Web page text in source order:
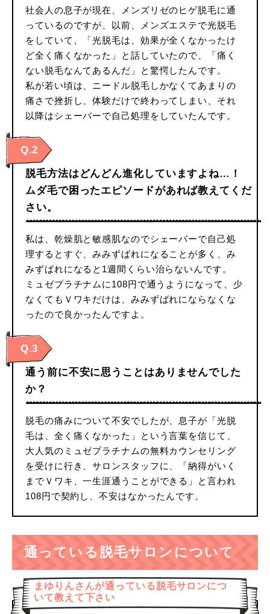
社会人の息子が現在、メンズリゼのヒゲ脱毛に通
っているのですが、以前、メンズエステで光脱毛
をしていて、「光脱毛は、効果が全くなかったけ
ど全く痛くなかった」と話していたので、「痛く
ない脱毛なんてあるんだ」と驚愕したんです。
私が若い頃は、ニードル脱毛しかなくてあまりの
痛さで挫折し、体験だけで終わってしまい、それ
以降はシェーバーで自己処理をしていたんです。
Q.2
脱毛方法はどんどん進化していますよね…！
ムダ毛で困ったエピソードがあれば教えてくだ
さい。
私は、乾燥肌と敏感肌なのでシェーバーで自己処
理するとすぐ、みみずばれになることが多く、み
みずばれになると1週間くらい治らないんです。
ミュゼプラチナムに108円で通うようになって、少
なくてもＶワキだけは、みみずばれにならなくな
ったので良かったんですよ。
Q.3
通う前に不安に思うことはありませんでした
か？
脱毛の痛みについて不安でしたが、息子が「光脱
毛は、全く痛くなかった」という言葉を信じて、
大人気のミュゼプラチナムの無料カウンセリング
を受けに行き、サロンスタッフに、「納得がいく
までＶワキ、一生涯通うことができる」と言われ
108円で契約し、不安はなかったんです。
通っている脱毛サロンについて
まゆりんさんが通っている脱毛サロンにつ
いて教えて下さい